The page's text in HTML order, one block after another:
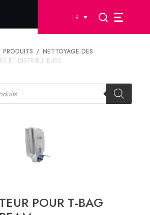
FR
PRODUITS
NETTOYAGE DES
ET DISTRIBUTEURS
POUR T-BAG